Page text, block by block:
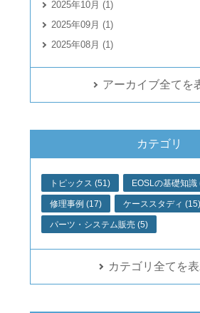
2025年10月 (1)
2025年09月 (1)
2025年08月 (1)
アーカイブ全てを
カテゴリ
トピックス (51) EOSLの基礎知識
修理事例 (17) ケーススタディ (15)
パーツ・システム販売 (5)
カテゴリ全てを